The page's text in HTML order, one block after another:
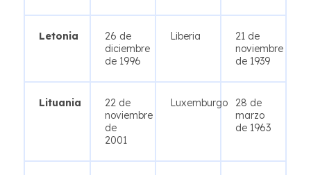
Letonia
26 de
diciembre
de 1996
Liberia
21 de
noviembre
de 1939
Lituania
22 de
noviembre
de
2001
Luxemburgo
28 de
marzo
de 1963